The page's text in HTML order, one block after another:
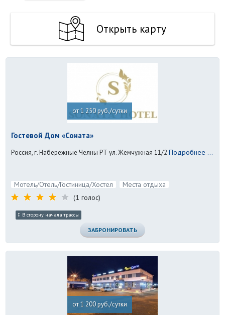
Открыть карту
от 1 250 руб./сутки
Гостевой Дом «Соната»
Россия, г. Набережные Челны РТ ул. Жемчужная 11/2 Подробнее ...
Мотель/Отель/Гостиница/Хостел
Места отдыха
(1 голос)
В сторону начала трассы
ЗАБРОНИРОВАТЬ
от 1 200 руб./сутки